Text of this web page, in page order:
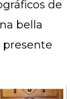
de
bella
presente